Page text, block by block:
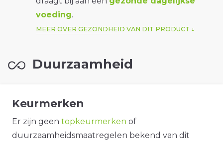
voeding.
MEER OVER GEZONDHEID VAN DIT PRODUCT
Duurzaamheid
Keurmerken
Er zijn geen topkeurmerken of
duurzaamheidsmaatregelen bekend van dit